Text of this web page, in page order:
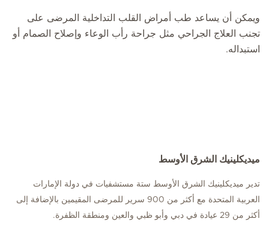
ويمكن أن يساعد طب أمراض القلب التداخلية المرضى على
تجنب العلاج الجراحي مثل جراحة رأب الوعاء وإصلاح الصمام أو
استبداله.
ميديكلينيك الشرق الأوسط
تدير ميديكلينيك الشرق الأوسط ستة مستشفيات في دولة الإمارات
العربية المتحدة مع أكثر من 900 سرير للمرضى المقيمين بالإضافة إلى
أكثر من 29 عيادة في دبي وأبو ظبي والعين ومنطقة الظفرة.